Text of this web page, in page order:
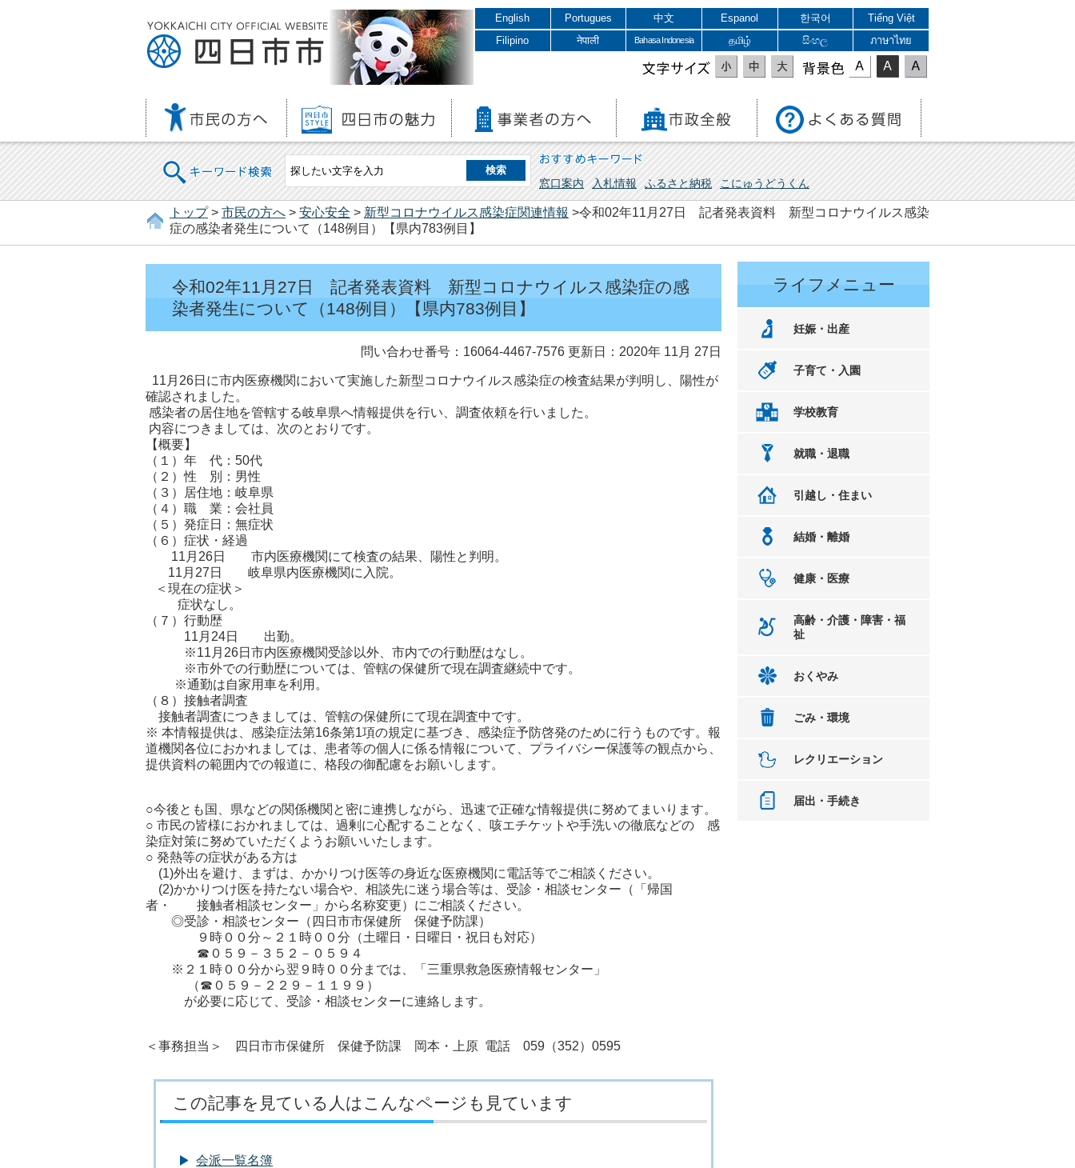
English Portugues 中文 Espanol 한국어
Tiếng Việt
Filipino
नेपाली Bahasa Indonesia தமிழ் සිංහල ภาษาไทย
文字サイズ 表示色
キーワード検索 おすすめキーワード
窓口案内 入札情報 ふるさと納税 こにゅうどうくん
トップ> 市民の方へ > 安心安全 > 新型コロナウイルス感染症関連情報 >令和02年11月27日 記者発表資料 新型コロナウイルス感染
症の感染者発生について（148例目）【県内783例目】
令和02年11月27日 記者発表資料 新型コロナウイルス感染症の感
染者発生について（148例目）【県内783例目】
問い合わせ番号：16064-4467-7576 更新日：2020年 11月 27日
11月26日に市内医療機関において実施した新型コロナウイルス感染症の検査結果が判明し、陽性が
確認されました。
感染者の居住地を管轄する岐阜県へ情報提供を行い、調査依頼を行いました。
内容につきましては、次のとおりです。
【概要】
（１）年 代：50代
（２）性 別：男性
（３）居住地：岐阜県
（４）職 業：会社員
（５）発症日：無症状
（６）症状・経過
11月26日 市内医療機関にて検査の結果、陽性と判明。
11月27日 岐阜県内医療機関に入院。
＜現在の症状＞
症状なし。
（７）行動歴
11月24日 出勤。
※11月26日市内医療機関受診以外、市内での行動歴はなし。
※市外での行動歴については、管轄の保健所で現在調査継続中です。
※通勤は自家用車を利用。
（８）接触者調査
接触者調査につきましては、管轄の保健所にて現在調査中です。
※ 本情報提供は、感染症法第16条第1項の規定に基づき、感染症予防啓発のために行うものです。報
道機関各位におかれましては、患者等の個人に係る情報について、プライバシー保護等の観点から、
提供資料の範囲内での報道に、格段の御配慮をお願いします。
○今後とも国、県などの関係機関と密に連携しながら、迅速で正確な情報提供に努めてまいります。
○ 市民の皆様におかれましては、過剰に心配することなく、咳エチケットや手洗いの徹底などの 感
染症対策に努めていただくようお願いいたします。
○ 発熱等の症状がある方は
(1)外出を避け、まずは、かかりつけ医等の身近な医療機関に電話等でご相談ください。
(2)かかりつけ医を持たない場合や、相談先に迷う場合等は、受診・相談センター（「帰国
者・ 接触者相談センター」から名称変更）にご相談ください。
◎受診・相談センター（四日市市保健所 保健予防課）
９時００分～２１時００分（土曜日・日曜日・祝日も対応）
☎０５９－３５２－０５９４
※２１時００分から翌９時００分までは、「三重県救急医療情報センター」
（☎０５９－２２９－１１９９）
が必要に応じて、受診・相談センターに連絡します。
＜事務担当＞ 四日市市保健所 保健予防課 岡本・上原 電話 059（352）0595
この記事を見ている人はこんなページも見ています
会派一覧名簿
ライフメニュー
妊娠・出産
子育て・入園
学校教育
就職・退職
引越し・住まい
結婚・離婚
健康・医療
高齢・介護・障害・福
祉
おくやみ
ごみ・環境
レクリエーション
届出・手続き